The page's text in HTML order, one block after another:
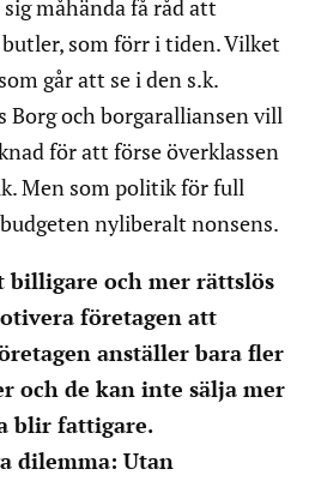
måhända få råd att
som förr i tiden. Vilket
går att se i den s.k.
Borg och borgaralliansen vill
för att förse överklassen
Men som politik för full
nyliberalt nonsens.
billigare och mer rättslös
företagen att
anställer bara fler
och de kan inte sälja mer
blir fattigare.
dilemma: Utan